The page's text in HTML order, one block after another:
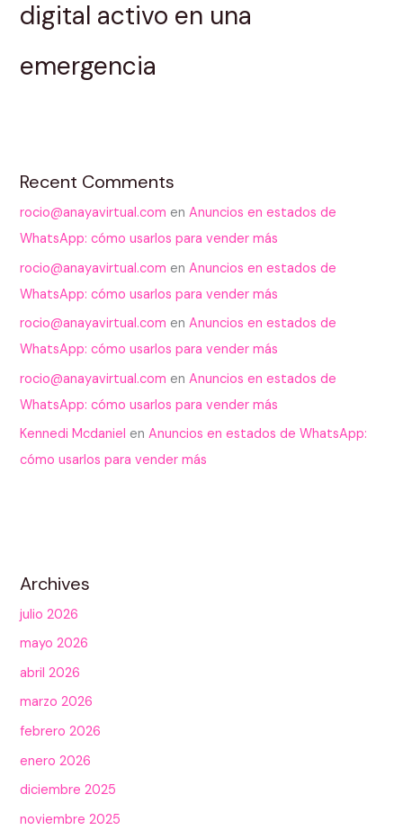
digital activo en una
emergencia
Recent Comments
rocio@anayavirtual.com enAnuncios en estados de
WhatsApp: cómo usarlos para vender más
rocio@anayavirtual.com enAnuncios en estados de
WhatsApp: cómo usarlos para vender más
rocio@anayavirtual.com enAnuncios en estados de
WhatsApp: cómo usarlos para vender más
rocio@anayavirtual.com enAnuncios en estados de
WhatsApp: cómo usarlos para vender más
Kennedi Mcdaniel enAnuncios en estados de WhatsApp:
cómo usarlos para vender más
Archives
julio 2026
mayo 2026
abril 2026
marzo 2026
febrero 2026
enero 2026
diciembre 2025
noviembre 2025